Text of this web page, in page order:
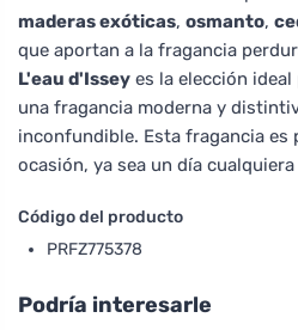
maderas exóticas, osmanto,
que aportan a la fragancia
L'eau d'Issey es la elección
una fragancia moderna y
inconfundible. Esta fragancia es
ocasión, ya sea un día
Código del producto
PRFZ775378
Podría interesarle